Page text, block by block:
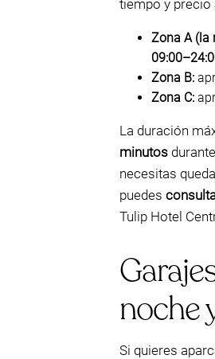
tiempo y precio
Zona A (la
Zona B:
Zona C:
La duración
minutos
necesitas
puedes
Tulip Hotel
noche
Si quieres